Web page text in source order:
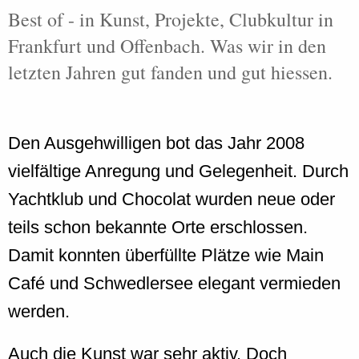
Best of - in Kunst, Projekte, Clubkultur in
Frankfurt und Offenbach. Was wir in den
letzten Jahren gut fanden und gut hiessen.
Den Ausgehwilligen bot das Jahr 2008
vielfältige Anregung und Gelegenheit. Durch
Yachtklub und Chocolat wurden neue oder
teils schon bekannte Orte erschlossen.
Damit konnten überfüllte Plätze wie Main
Café und Schwedlersee elegant vermieden
werden.
Auch die Kunst war sehr aktiv. Doch